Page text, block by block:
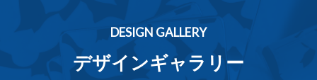
DESIGN GALLERY
デザインギャラリー